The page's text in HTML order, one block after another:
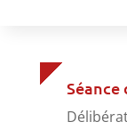
Séance